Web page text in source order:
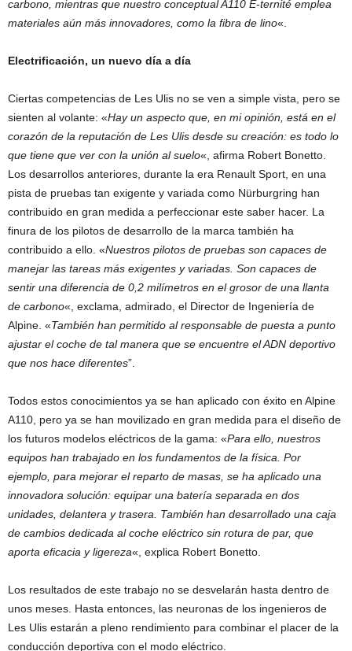
carbono, mientras que nuestro conceptual A110 E-ternité emplea
materiales aún más innovadores, como la fibra de lino«.
Electrificación, un nuevo día a día
Ciertas competencias de Les Ulis no se ven a simple vista, pero se
sienten al volante: «Hay un aspecto que, en mi opinión, está en el
corazón de la reputación de Les Ulis desde su creación: es todo lo
que tiene que ver con la unión al suelo«, afirma Robert Bonetto.
Los desarrollos anteriores, durante la era Renault Sport, en una
pista de pruebas tan exigente y variada como Nürburgring han
contribuido en gran medida a perfeccionar este saber hacer. La
finura de los pilotos de desarrollo de la marca también ha
contribuido a ello. «Nuestros pilotos de pruebas son capaces de
manejar las tareas más exigentes y variadas. Son capaces de
sentir una diferencia de 0,2 milímetros en el grosor de una llanta
de carbono«, exclama, admirado, el Director de Ingeniería de
Alpine. «También han permitido al responsable de puesta a punto
ajustar el coche de tal manera que se encuentre el ADN deportivo
que nos hace diferentes”.
Todos estos conocimientos ya se han aplicado con éxito en Alpine
A110, pero ya se han movilizado en gran medida para el diseño de
los futuros modelos eléctricos de la gama: «Para ello, nuestros
equipos han trabajado en los fundamentos de la física. Por
ejemplo, para mejorar el reparto de masas, se ha aplicado una
innovadora solución: equipar una batería separada en dos
unidades, delantera y trasera. También han desarrollado una caja
de cambios dedicada al coche eléctrico sin rotura de par, que
aporta eficacia y ligereza«, explica Robert Bonetto.
Los resultados de este trabajo no se desvelarán hasta dentro de
unos meses. Hasta entonces, las neuronas de los ingenieros de
Les Ulis estarán a pleno rendimiento para combinar el placer de la
conducción deportiva con el modo eléctrico.